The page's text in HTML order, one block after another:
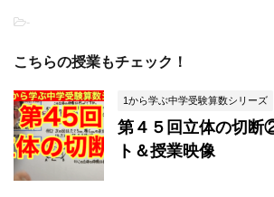
-
こちらの授業もチェック！
1から学ぶ中学受験算数シリーズ
第４５回立体の切断
ト＆授業映像